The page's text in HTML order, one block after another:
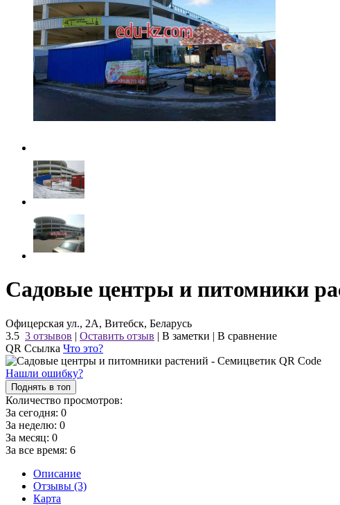
Садовые центры и питомники
Офицерская ул., 2А, Витебск, Беларусь
3.5 3 отзывов | Оставить отзыв | В заметки | В сравнение
QR Ссылка Что это?
Нашли ошибку?
Поднять в топ
Количество просмотров:
За сегодня: 0
За неделю: 0
За месяц: 0
За все время: 6
Описание
Отзывы (3)
Карта